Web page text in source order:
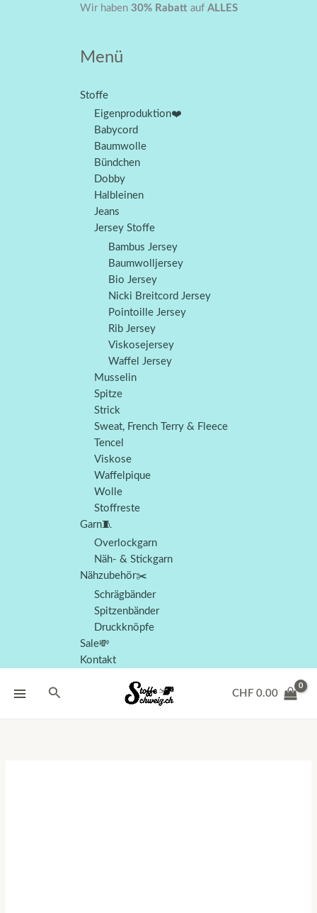
Wir haben 30% Rabatt auf ALLES
Menü
Stoffe
Eigenproduktion❤️
Babycord
Baumwolle
Bündchen
Dobby
Halbleinen
Jeans
Jersey Stoffe
Bambus Jersey
Baumwolljersey
Bio Jersey
Nicki Breitcord Jersey
Pointoille Jersey
Rib Jersey
Viskosejersey
Waffel Jersey
Musselin
Spitze
Strick
Sweat, French Terry & Fleece
Tencel
Viskose
Waffelpique
Wolle
Stoffreste
Garn🧵
Overlockgarn
Näh- & Stickgarn
Nähzubehör✂️
Schrägbänder
Spitzenbänder
Druckknöpfe
Sale💸
Kontakt
Suchen CHF 0.00
Ursprünglicher
CHF 12.00
Aktueller
CHF 4.20.